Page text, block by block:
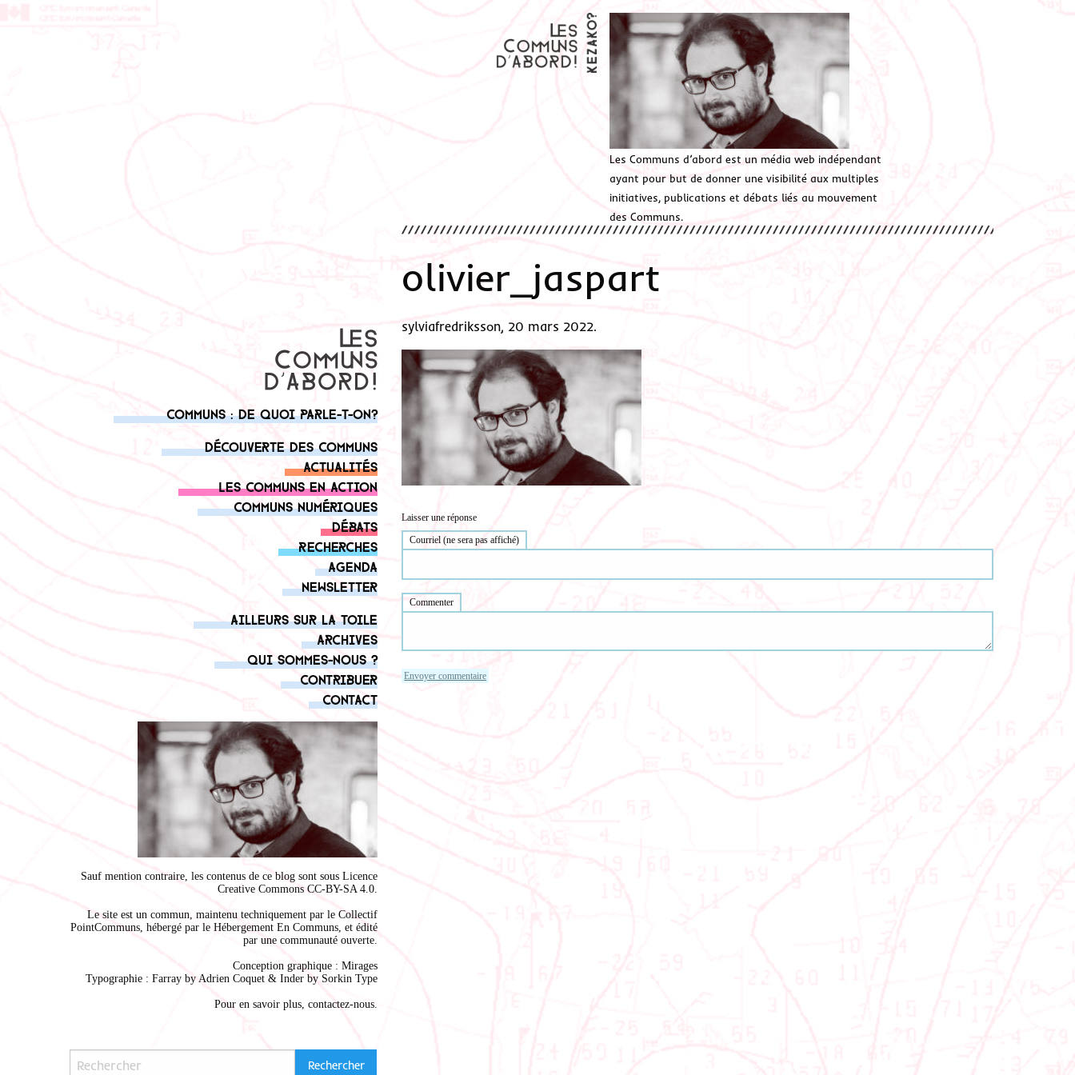
Les Communs d’abord est un média web indépendant
ayant pour but de donner une visibilité aux multiples
initiatives, publications et débats liés au mouvement
des Communs.
Communs : de quoi parle-t-on?
Découverte des communs
Actualités
Les communs en action
Communs numériques
Débats
Recherches
Agenda
Newsletter
Ailleurs sur la toile
Archives
Qui sommes-nous ?
Contribuer
Contact
Sauf mention contraire, les contenus de ce blog sont sous Licence
Creative Commons CC-BY-SA 4.0.
Le site est un commun, maintenu techniquement par le Collectif
PointCommuns, hébergé par le Hébergement En Communs, et édité
par une communauté ouverte.
Conception graphique : Mirages
Typographie : Farray by Adrien Coquet & Inder by Sorkin Type
Pour en savoir plus, contactez-nous.
olivier_jaspart
sylviafredriksson, 20 mars 2022.
Laisser une réponse
Courriel (ne sera pas affiché)
Commenter